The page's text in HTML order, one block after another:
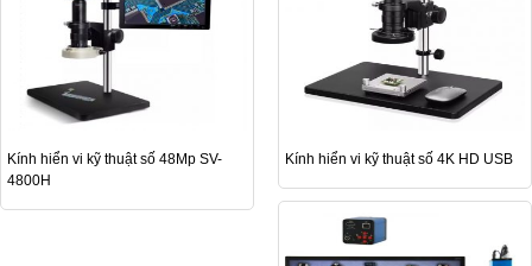
Kính hiển vi kỹ thuật số 48Mp SV-
4800H
Kính hiển vi kỹ thuật số 4K HD USB